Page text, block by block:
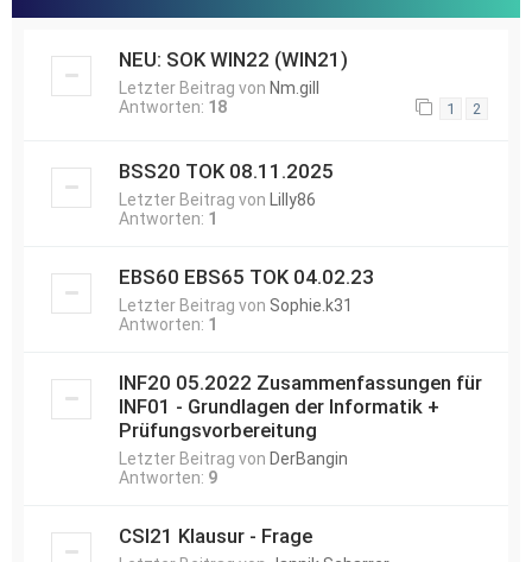
NEU: SOK WIN22 (WIN21)
Letzter Beitrag von Nm.gill
Antworten: 18 1 2
BSS20 TOK 08.11.2025
Letzter Beitrag von
Lilly86
Antworten: 1
EBS60 EBS65 TOK 04.02.23
Letzter Beitrag von Sophie.k31
Antworten: 1
INF20 05.2022 Zusammenfassungen für
INF01 - Grundlagen der Informatik +
Prüfungsvorbereitung
Letzter Beitrag von DerBangin
Antworten: 9
CSI21 Klausur - Frage